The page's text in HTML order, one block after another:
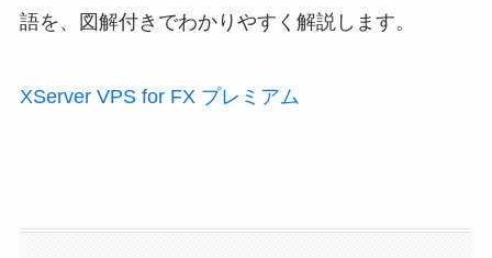
語を、図解付きでわかりやすく解説します。
XServer VPS for FX プレミアム